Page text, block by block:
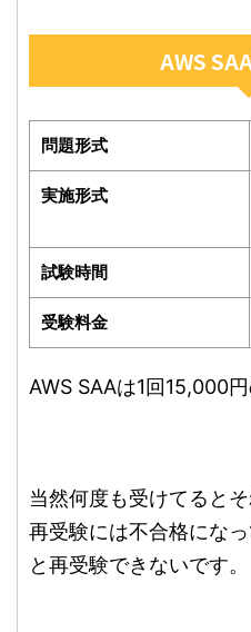
AWS
問題形式
実施形式
試験時間
受験料金
AWS SAAは1回15,000
当然何度も受けてると
再受験には不合格にな
と再受験できないです。